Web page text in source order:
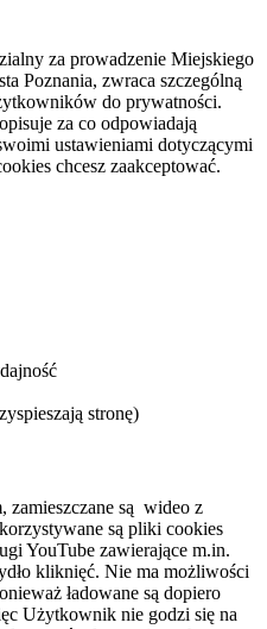
za prowadzenie Miejskiego
Poznania, zwraca szczególną
do prywatności.
za co odpowiadają
ustawieniami dotyczącymi
chcesz zaakceptować.
stronę)
zamieszczane są wideo z
są pliki cookies
YouTube zawierające m.in.
kliknięć. Nie ma możliwości
ładowane są dopiero
Użytkownik nie godzi się na